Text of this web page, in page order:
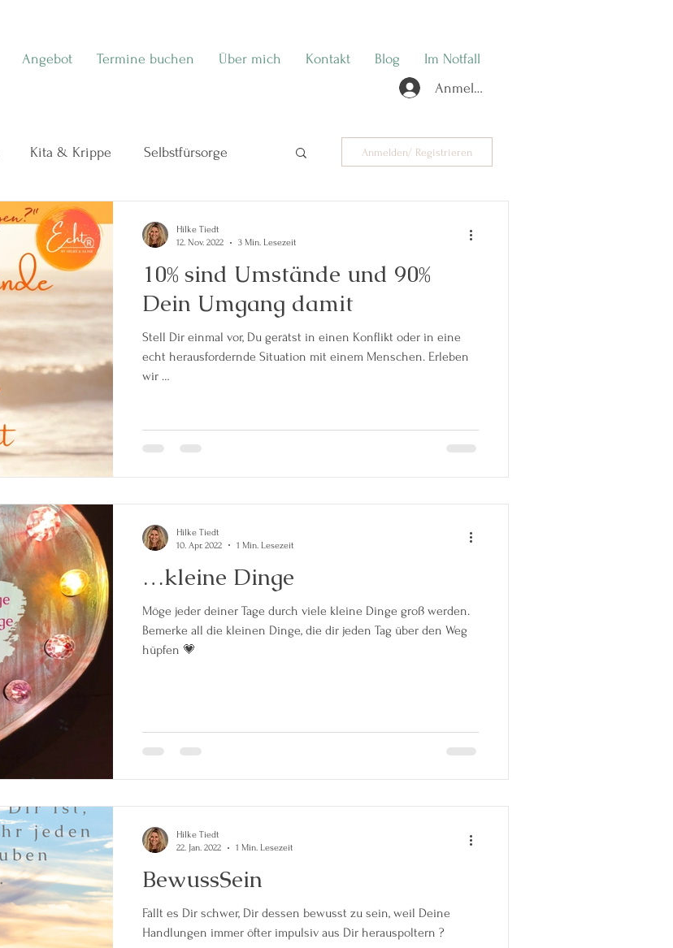
Anmelden
Angebot Termine buchen Über mich Kontakt Blog Im Notfall
Kita & Krippe Selbstfürsorge
Sicht auf Kinder ❤️
HerzZeit bei ElternZeit
Seminar EchtSein-Projekt Echt
Anmelden/ Registrieren
10% sind Umstände und 90%
Dein Umgang damit
Stell Dir einmal vor, Du gerätst in einen Konflikt oder in eine
echt herausfordernde Situation mit einem Menschen. Erleben
wir …
Hilke Tiedt
12. Nov. 2022
3 Min. Lesezeit
…kleine Dinge
Möge jeder deiner Tage durch viele kleine Dinge groß werden.
Bemerke all die kleinen Dinge, die dir jeden Tag über den Weg
hüpfen 💗
Hilke Tiedt
10. Apr. 2022
1 Min. Lesezeit
BewussSein
Fällt es Dir schwer, Dir dessen bewusst zu sein, weil Deine
Handlungen immer öfter impulsiv aus Dir herauspoltern ?
Hilke Tiedt
22. Jan. 2022
1 Min. Lesezeit